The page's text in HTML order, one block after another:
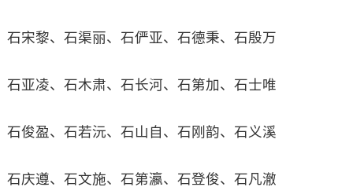
石宋黎、石渠丽、石俨亚、石德秉、石殷万
石亚凌、石木肃、石长河、石第加、石士唯
石俊盈、石若沅、石山自、石刚韵、石义溪
石庆遵、石文施、石第瀛、石登俊、石凡澈